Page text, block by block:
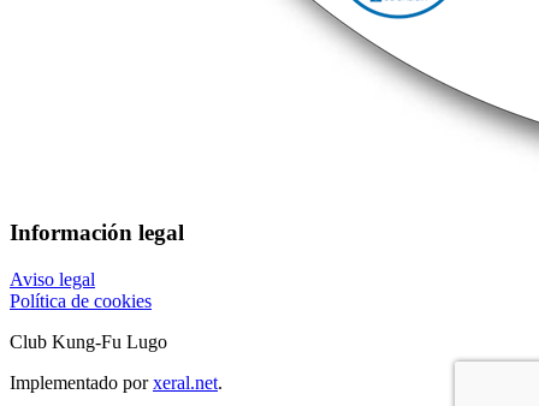
Información legal
Aviso legal
Política de cookies
Club Kung-Fu Lugo
Implementado porxeral.net.